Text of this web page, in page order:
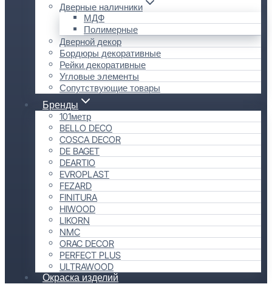
Дверные наличники
МДФ
Полимерные
Дверной декор
Бордюры декоративные
Рейки декоративные
Угловые элементы
Сопутствующие товары
Бренды
101метр
BELLO DECO
COSCA DECOR
DE BAGET
DEARTIO
EVROPLAST
FEZARD
FINITURA
HIWOOD
LIKORN
NMC
ORAC DECOR
PERFECT PLUS
ULTRAWOOD
Окраска изделий